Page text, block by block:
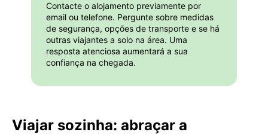
Contacte o alojamento previamente por
email ou telefone. Pergunte sobre medidas
de segurança, opções de transporte e se há
outras viajantes a solo na área. Uma
resposta atenciosa aumentará a sua
confiança na chegada.
Viajar sozinha: abraçar a